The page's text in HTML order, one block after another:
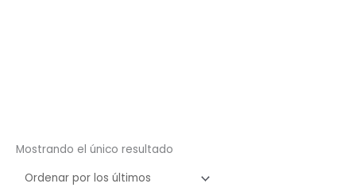
Mostrando el único resultado